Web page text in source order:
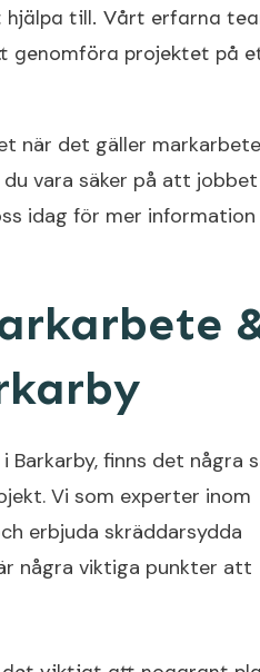
till. Vårt erfarna
genomföra projektet på
när det gäller
vara säker på att
idag för mer information
finns det några
Vi som experter inom
erbjuda skräddarsydda
några viktiga punkter att